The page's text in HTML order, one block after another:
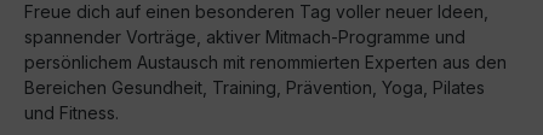
Freue dich auf einen besonderen Tag voller neuer Ideen,
spannender Vorträge, aktiver Mitmach-Programme und
persönlichem Austausch mit renommierten Experten aus den
Bereichen Gesundheit, Training, Prävention, Yoga, Pilates
und Fitness.